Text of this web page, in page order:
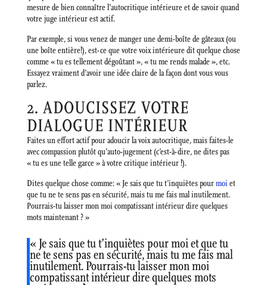
mesure de bien connaître l’autocritique intérieure et de savoir quand
votre juge intérieur est actif.
Par exemple, si vous venez de manger une demi-boîte de gâteaux (ou
une boîte entière!), est-ce que votre voix intérieure dit quelque chose
comme « tu es tellement dégoûtant », « tu me rends malade », etc.
Essayez vraiment d’avoir une idée claire de la façon dont vous vous
parlez.
2. ADOUCISSEZ VOTRE
DIALOGUE INTÉRIEUR
Faites un effort actif pour adoucir la voix autocritique, mais faites-le
avec compassion plutôt qu’auto-jugement (c’est-à-dire, ne dites pas
« tu es une telle garce » à votre critique intérieur !).
Dites quelque chose comme: « Je sais que tu t’inquiètes pourmoiet
que tu ne te sens pas en sécurité, mais tu me fais mal inutilement.
Pourrais-tu laisser mon moi compatissant intérieur dire quelques
mots maintenant ? »
« Je sais que tu t’inquiètes pour moi et que tu
ne te sens pas en sécurité, mais tu me fais mal
inutilement. Pourrais-tu laisser mon moi
compatissant intérieur dire quelques mots